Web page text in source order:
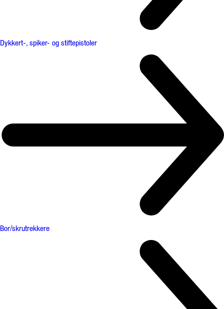
Dykkert-, spiker- og stiftepistoler
Bor/skrutrekkere